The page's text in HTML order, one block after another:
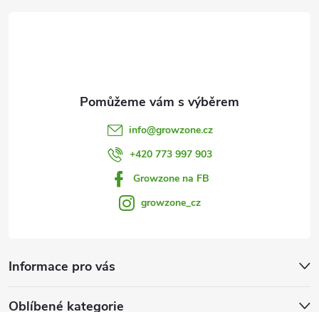
info@growzone.cz
+420 773 997 903
Growzone na FB
growzone_cz
Informace pro vás
Oblíbené kategorie